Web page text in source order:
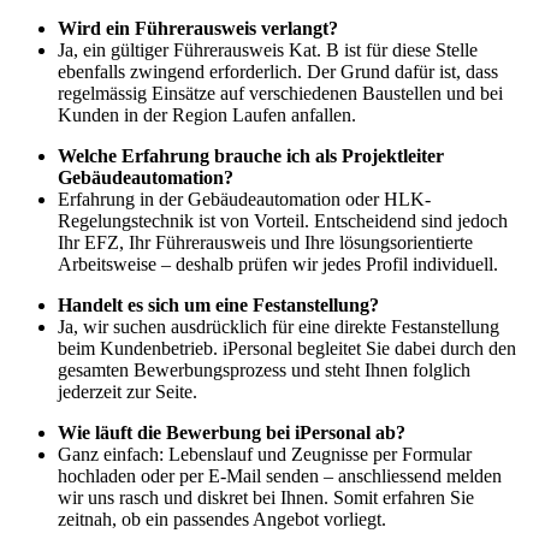
Wird ein Führerausweis verlangt?
Ja, ein gültiger Führerausweis Kat. B ist für diese Stelle
ebenfalls zwingend erforderlich. Der Grund dafür ist, dass
regelmässig Einsätze auf verschiedenen Baustellen und bei
Kunden in der Region Laufen anfallen.
Welche Erfahrung brauche ich als Projektleiter
Gebäudeautomation?
Erfahrung in der Gebäudeautomation oder HLK-
Regelungstechnik ist von Vorteil. Entscheidend sind jedoch
Ihr EFZ, Ihr Führerausweis und Ihre lösungsorientierte
Arbeitsweise – deshalb prüfen wir jedes Profil individuell.
Handelt es sich um eine Festanstellung?
Ja, wir suchen ausdrücklich für eine direkte Festanstellung
beim Kundenbetrieb. iPersonal begleitet Sie dabei durch den
gesamten Bewerbungsprozess und steht Ihnen folglich
jederzeit zur Seite.
Wie läuft die Bewerbung bei iPersonal ab?
Ganz einfach: Lebenslauf und Zeugnisse per Formular
hochladen oder per E-Mail senden – anschliessend melden
wir uns rasch und diskret bei Ihnen. Somit erfahren Sie
zeitnah, ob ein passendes Angebot vorliegt.